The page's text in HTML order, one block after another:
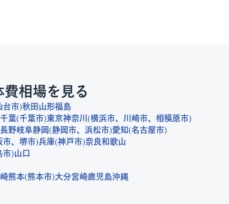
相場を見る
台市 秋田 山形福島
千葉 千葉市 東京神奈川 横浜市 川崎市
相模原市
長野岐阜静岡 静岡市 浜松市 愛知 名古屋市
市 堺市 兵庫 神戸市 奈良和歌山
市 山口
熊本 熊本市 大分宮崎鹿児島沖縄